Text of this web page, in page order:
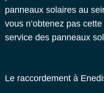
panneaux solaires au
vous n’obtenez pas
service des panneaux
Le raccordement à